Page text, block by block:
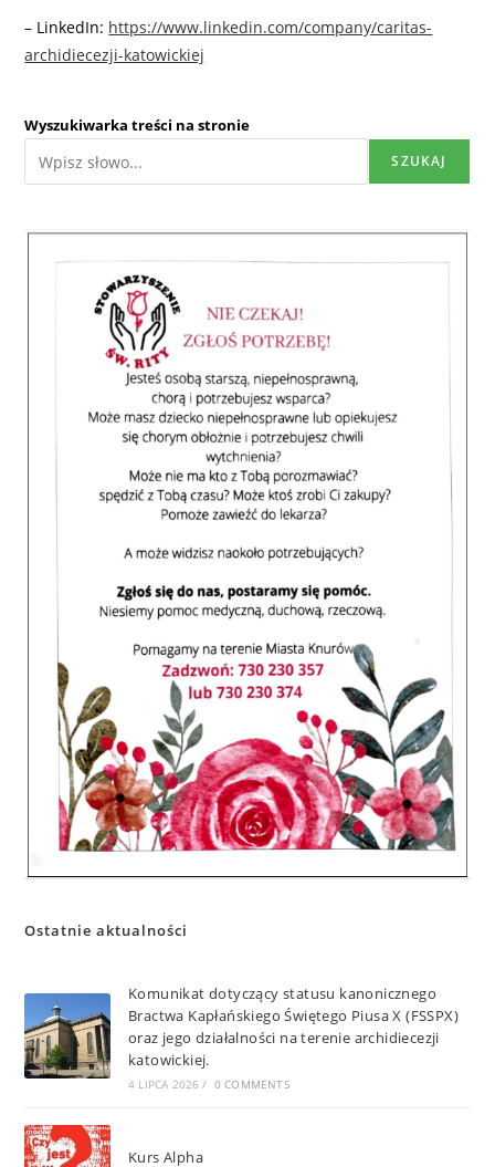
– LinkedIn: https://www.linkedin.com/company/caritas-
archidiecezji-katowickiej
Wyszukiwarka treści na stronie
SZUKAJ
Ostatnie aktualności
Komunikat dotyczący statusu kanonicznego
Bractwa Kapłańskiego Świętego Piusa X (FSSPX)
oraz jego działalności na terenie archidiecezji
katowickiej.
4 LIPCA 2026 / 0 COMMENTS
Kurs Alpha